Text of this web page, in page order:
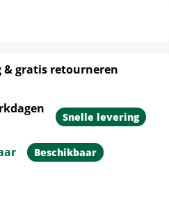
& gratis retourneren
Snelle levering
Beschikbaar